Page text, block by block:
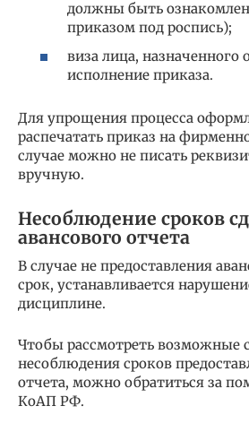
должны быть
приказом под роспись);
виза лица, назначенного
исполнение приказа.
Для упрощения процесса
распечатать приказ на
случае можно не писать
вручную.
Несоблюдение сроков
авансового отчета
В случае не предоставления
срок, устанавливается
дисциплине.
Чтобы рассмотреть возможные
несоблюдения сроков
отчета, можно обратиться за
КоАП РФ.